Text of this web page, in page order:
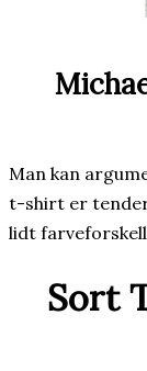
Man kan
t-shirt er
lidt
Sort